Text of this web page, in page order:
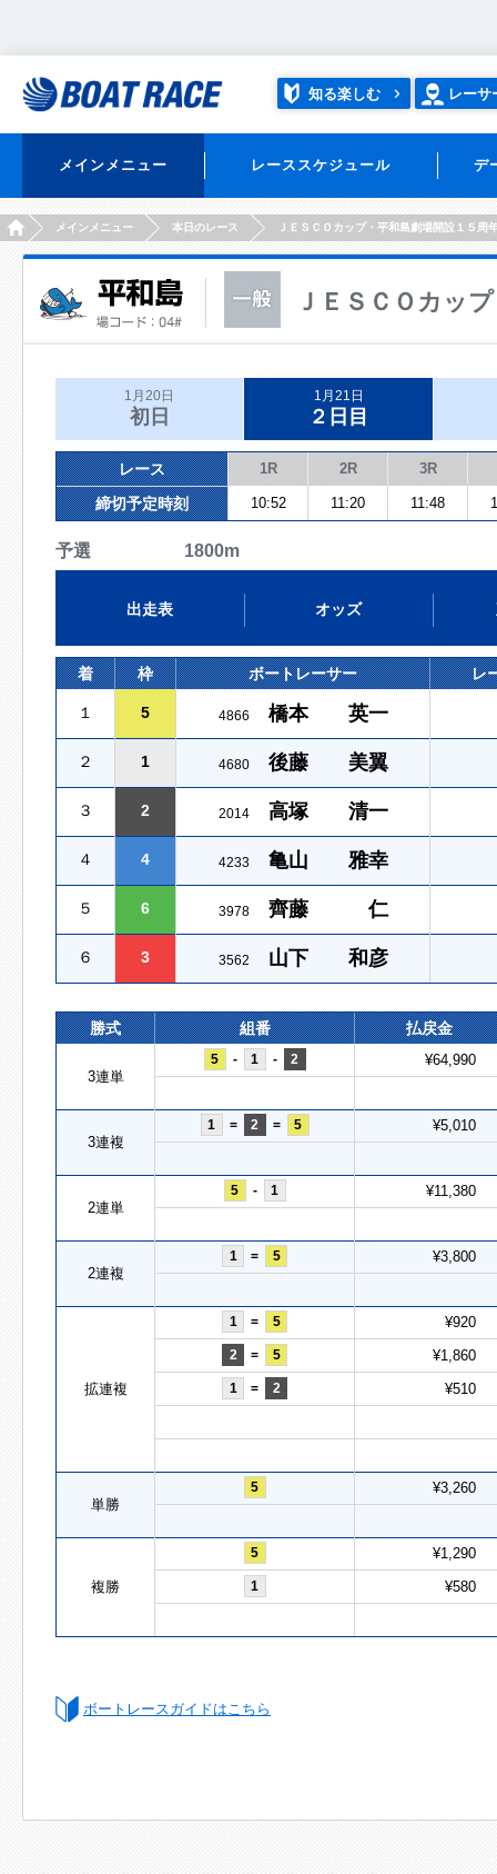
知る楽しむ レーサ
メインメニュー レーススケジュール デ
HOMEメインメニュー 本日のレース ＪＥＳＣＯカップ・平和島劇場開設１５周
ＪＥＳＣＯカッ
1月20日
初日
1月21日
２日目
レース 1R 2R 3R
締切予定時刻 10:52 11:20 11:48
予選 1800m
出走表 オッズ
着 枠 ボートレーサー レ
１ 5 4866 橋本 英一
２ 1 4680 後藤 美翼
３ 2 2014 高塚 清一
４ 4 4233 亀山 雅幸
５ 6 3978 齊藤 仁
６ 3 3562 山下 和彦
勝式 組番 払戻金
3連単
5 - 1 - 2 ¥64,990
3連複
1 = 2 = 5 ¥5,010
2連単
5 - 1 ¥11,380
2連複
1 = 5 ¥3,800
拡連複
1 = 5 ¥920
2 = 5 ¥1,860
1 = 2 ¥510
単勝
5 ¥3,260
複勝
5 ¥1,290
1 ¥580
ボートレースガイドはこちら